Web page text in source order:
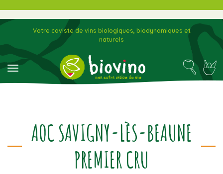
toggle navigation
Votre caviste de vins biologiques, biodynamiques et
naturels
AOC SAVIGNY-LÈS-BEAUNE
PREMIER CRU